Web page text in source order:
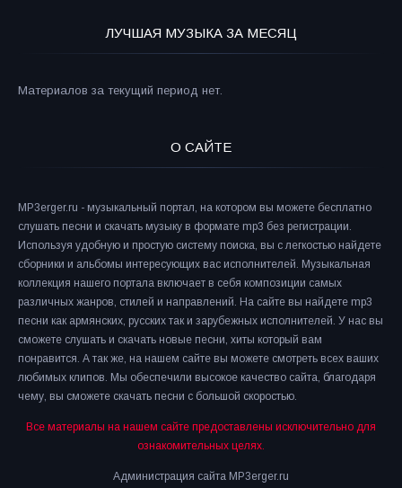
ЛУЧШАЯ МУЗЫКА ЗА МЕСЯЦ
Материалов за текущий период нет.
О САЙТЕ
MP3erger.ru - музыкальный портал, на котором вы можете бесплатно
слушать песни и скачать музыку в формате mp3 без регистрации.
Используя удобную и простую систему поиска, вы с легкостью найдете
сборники и альбомы интересующих вас исполнителей. Музыкальная
коллекция нашего портала включает в себя композиции самых
различных жанров, стилей и направлений. На сайте вы найдете mp3
песни как армянских, русских так и зарубежных исполнителей. У нас вы
сможете слушать и скачать новые песни, хиты который вам
понравится. А так же, на нашем сайте вы можете смотреть всех ваших
любимых клипов. Мы обеспечили высокое качество сайта, благодаря
чему, вы сможете скачать песни с большой скоростью.
Все материалы на нашем сайте предоставлены исключительно для
ознакомительных целях.
Администрация сайта MP3erger.ru